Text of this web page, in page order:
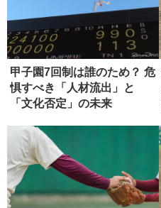
甲子園7回制は誰のため？ 危
惧すべき「人材流出」と
「文化否定」の未来